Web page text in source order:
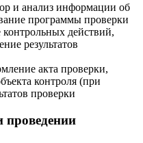
и анализ информации об
программы проверки
действий,
результатов
акта проверки,
контроля (при
проверки